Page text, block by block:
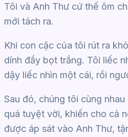
Tôi và Anh Thư cứ thế ôm
mới tách ra.
Khi con cặc của tôi rút ra
dính đầy bọt trắng. Tôi liếc
dậy liếc nhìn một cái, rồi
Sau đó, chúng tôi cùng
quá tuyệt vời, khiến cho cả
được áp sát vào Anh Thư,